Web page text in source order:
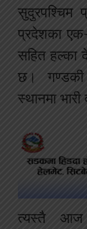
सुदुरपश्चिम
प्रदेशका
सहित हल्का
छ। गण्डकी
स्थानमा
त्यस्तै आज